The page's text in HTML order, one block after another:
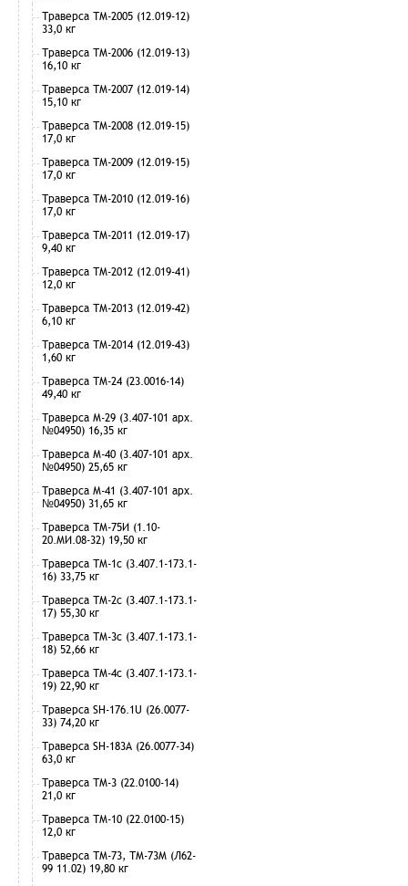
Траверса ТМ-2005 (12.019-12)
33,0 кг
Траверса ТМ-2006 (12.019-13)
16,10 кг
Траверса ТМ-2007 (12.019-14)
15,10 кг
Траверса ТМ-2008 (12.019-15)
17,0 кг
Траверса ТМ-2009 (12.019-15)
17,0 кг
Траверса ТМ-2010 (12.019-16)
17,0 кг
Траверса ТМ-2011 (12.019-17)
9,40 кг
Траверса ТМ-2012 (12.019-41)
12,0 кг
Траверса ТМ-2013 (12.019-42)
6,10 кг
Траверса ТМ-2014 (12.019-43)
1,60 кг
Траверса ТМ-24 (23.0016-14)
49,40 кг
Траверса М-29 (3.407-101 арх.
№04950) 16,35 кг
Траверса М-40 (3.407-101 арх.
№04950) 25,65 кг
Траверса М-41 (3.407-101 арх.
№04950) 31,65 кг
Траверса ТМ-75И (1.10-
20.МИ.08-32) 19,50 кг
Траверса ТМ-1с (3.407.1-173.1-
16) 33,75 кг
Траверса ТМ-2с (3.407.1-173.1-
17) 55,30 кг
Траверса ТМ-3с (3.407.1-173.1-
18) 52,66 кг
Траверса ТМ-4с (3.407.1-173.1-
19) 22,90 кг
Траверса SH-176.1U (26.0077-
33) 74,20 кг
Траверса SH-183А (26.0077-34)
63,0 кг
Траверса ТМ-3 (22.0100-14)
21,0 кг
Траверса ТМ-10 (22.0100-15)
12,0 кг
Траверса ТМ-73, ТМ-73М (Л62-
99 11.02) 19,80 кг